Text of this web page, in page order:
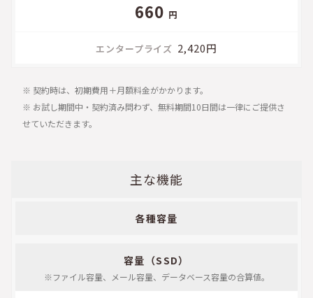
660 円
2,420円
※ 契約時は、初期費用＋月額料金がかかります。
※ お試し期間中・契約済み問わず、無料期間10日間は一律にご提供さ
せていただきます。
主な機能
各種容量
容量（SSD）
※ファイル容量、メール容量、 データベース容量の合算値。